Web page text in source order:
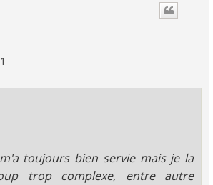
toujours bien servie mais je la
trop complexe, entre autre